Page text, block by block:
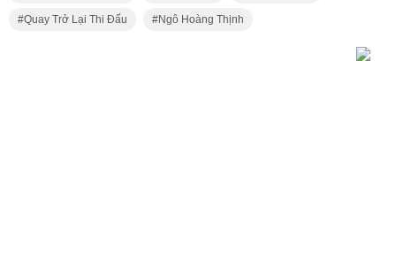
Quay Trở Lại Thi Đấu Ngô Hoàng Thịnh